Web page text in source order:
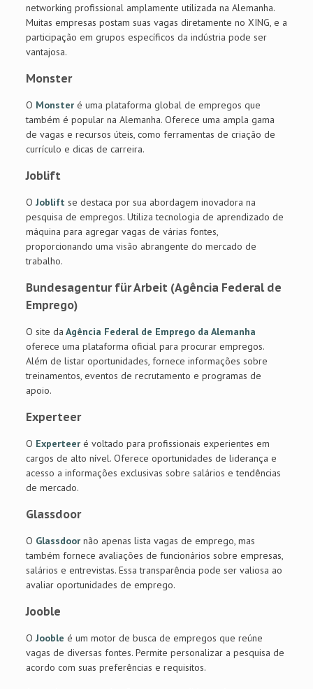
networking profissional amplamente utilizada na Alemanha.
Muitas empresas postam suas vagas diretamente no XING, e a
participação em grupos específicos da indústria pode ser
vantajosa.
Monster
O Monsteré uma plataforma global de empregos que
também é popular na Alemanha. Oferece uma ampla gama
de vagas e recursos úteis, como ferramentas de criação de
currículo e dicas de carreira.
Joblift
O Joblift se destaca por sua abordagem inovadora na
pesquisa de empregos. Utiliza tecnologia de aprendizado de
máquina para agregar vagas de várias fontes,
proporcionando uma visão abrangente do mercado de
trabalho.
Bundesagentur für Arbeit (Agência Federal de
Emprego)
O site da Agência Federal de Emprego da Alemanha
oferece uma plataforma oficial para procurar empregos.
Além de listar oportunidades, fornece informações sobre
treinamentos, eventos de recrutamento e programas de
apoio.
Experteer
O Experteer é voltado para profissionais experientes em
cargos de alto nível. Oferece oportunidades de liderança e
acesso a informações exclusivas sobre salários e tendências
de mercado.
Glassdoor
O Glassdoor não apenas lista vagas de emprego, mas
também fornece avaliações de funcionários sobre empresas,
salários e entrevistas. Essa transparência pode ser valiosa ao
avaliar oportunidades de emprego.
Jooble
O Jooble é um motor de busca de empregos que reúne
vagas de diversas fontes. Permite personalizar a pesquisa de
acordo com suas preferências e requisitos.